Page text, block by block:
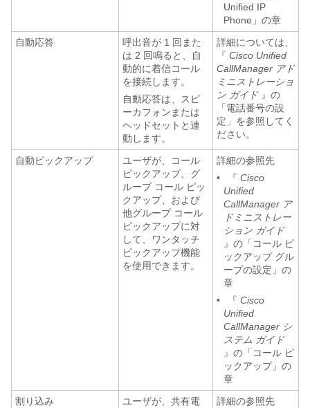
Unified IP
Phone」の章
自動応答
呼出音が 1 回また
は 2 回鳴ると、自
動的に着信コール
を接続します。
自動応答は、スピ
ーカフォンまたは
ヘッドセットと連
動します。
詳細については、
『 Cisco Unified
CallManager アド
ミニストレーショ
ン ガイド』の
「電話番号の設
定」を参照してく
ださい。
自動ピックアップ
ユーザが、コール
ピックアップ、グ
ループ コール ピッ
クアップ、および
他グループ コール
ピックアップに対
して、ワンタッチ
ピックアップ機能
を使用できます。
詳細の参照先
•
『 Cisco
Unified
CallManager ア
ドミニストレー
ション ガイド
』の「コール ピ
ックアップ グル
ープの設定」の
章
•
『 Cisco
Unified
CallManager シ
ステム ガイド
』の「コール ピ
ックアップ」の
章
割り込み
ユーザが、共有電
詳細の参照先